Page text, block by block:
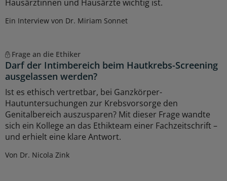
Hausärztinnen und Hausärzte wichtig ist.
Ein Interview von Dr. Miriam Sonnet
Frage an die Ethiker
Darf der Intimbereich beim Hautkrebs-Screening
ausgelassen werden?
Ist es ethisch vertretbar, bei Ganzkörper-
Hautuntersuchungen zur Krebsvorsorge den
Genitalbereich auszusparen? Mit dieser Frage wandte
sich ein Kollege an das Ethikteam einer Fachzeitschrift –
und erhielt eine klare Antwort.
Von Dr. Nicola Zink